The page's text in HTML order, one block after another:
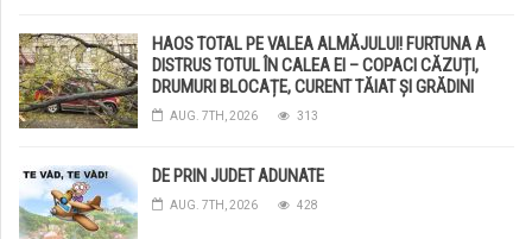
HAOS TOTAL PE VALEA ALMĂJULUI! FURTUNA A
DISTRUS TOTUL ÎN CALEA EI – COPACI CĂZUȚI,
DRUMURI BLOCAȚE, CURENT TĂIAT ȘI GRĂDINI
DISTRUSE DE GRINDINĂ!
AUG. 7TH, 2026 313
DE PRIN JUDET ADUNATE
AUG. 7TH, 2026 428